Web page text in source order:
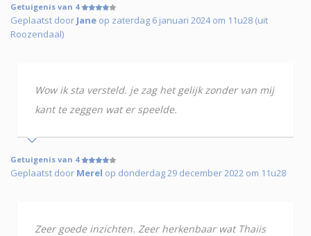
Getuigenis van 4
Geplaatst door Jane op zaterdag 6 januari 2024 om 11u28 (uit
Roozendaal)
Wow ik sta versteld. je zag het gelijk zonder van mij
kant te zeggen wat er speelde.
Getuigenis van 4
Geplaatst door Merel op donderdag 29 december 2022 om 11u28
Zeer goede inzichten. Zeer herkenbaar wat Thaiis